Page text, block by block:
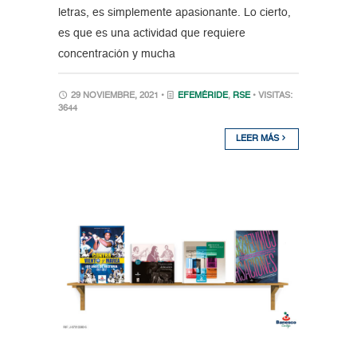
letras, es simplemente apasionante. Lo cierto,
es que es una actividad que requiere
concentración y mucha
29 NOVIEMBRE, 2021 • EFEMÉRIDE, RSE • VISITAS:
3644
LEER MÁS